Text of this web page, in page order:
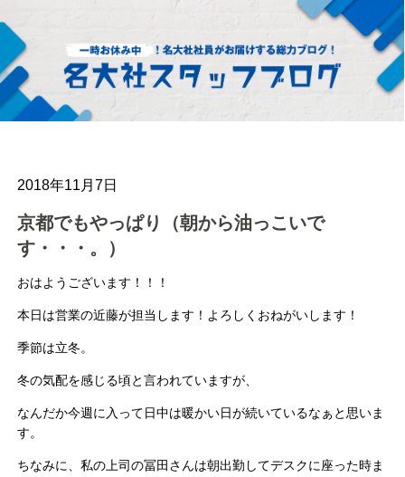
2018年11月7日
京都でもやっぱり（朝から油っこいで
す・・・。）
おはようございます！！！
本日は営業の近藤が担当します！よろしくおねがいします！
季節は立冬。
冬の気配を感じる頃と言われていますが、
なんだか今週に入って日中は暖かい日が続いているなぁと思いま
す。
ちなみに、私の上司の冨田さんは朝出勤してデスクに座った時ま